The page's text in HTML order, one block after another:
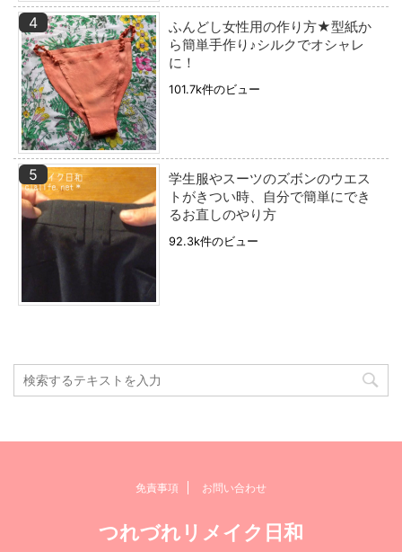
ふんどし女性用の作り方★型紙か
ら簡単手作り♪シルクでオシャレ
に！
101.7k件のビュー
学生服やスーツのズボンのウエス
トがきつい時、自分で簡単にでき
るお直しのやり方
92.3k件のビュー
免責事項 お問い合わせ
つれづれリメイク日和